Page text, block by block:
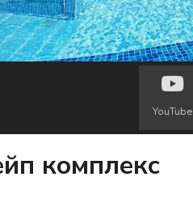
YouTube
комплекс